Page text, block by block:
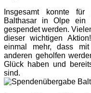
Insgesamt konnte
Balthasar in Olpe ein
gespendet werden.
dieser wichtigen
einmal mehr, dass
anderen geholfen
Glück haben und
sind.